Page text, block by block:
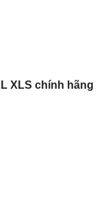
XLS chính hãng